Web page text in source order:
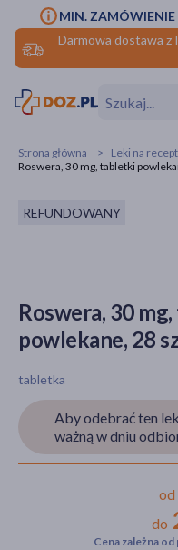
Darmowa dostawa z
MIN. ZAMÓWIENIE
Hit
makijażu
Strona główna
Leki na
Roswera, 30 mg, tabletki
REFUNDOWANY
Roswera, 30
powlekane, 28
tabletka
Aby odebrać ten
ważną w dniu
od
do
Cena zależna